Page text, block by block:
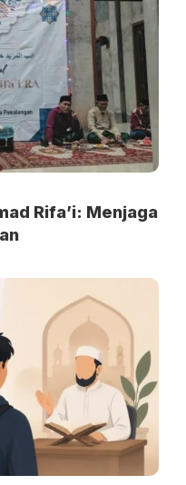
Rifa’i: Menjaga